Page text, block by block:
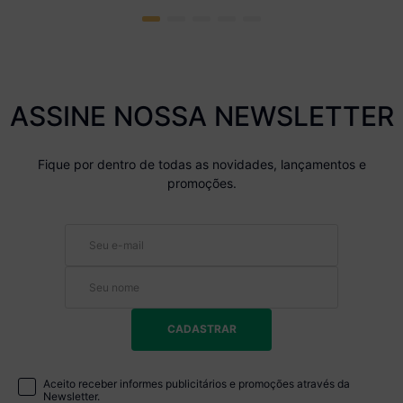
ASSINE NOSSA NEWSLETTER
Fique por dentro de todas as novidades, lançamentos e
promoções.
CADASTRAR
Aceito receber informes publicitários e promoções através da
Newsletter.